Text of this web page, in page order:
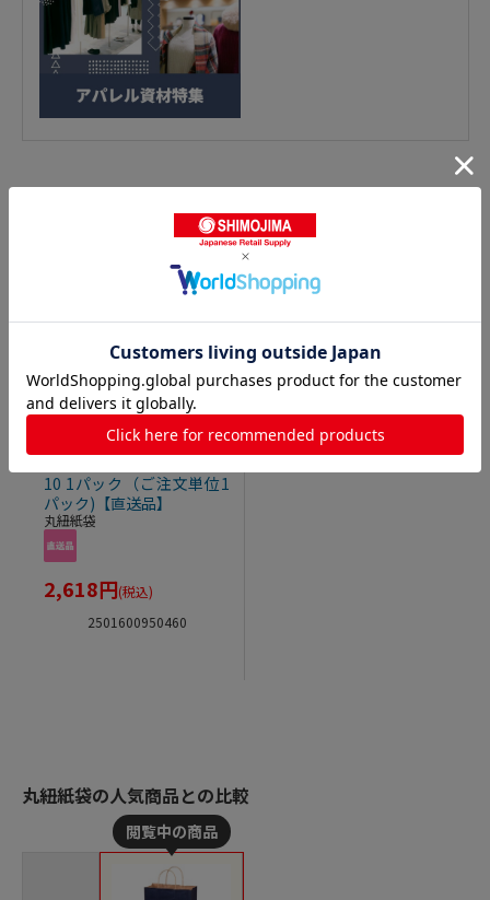
スーパーバッグ カラー紙
10 1パック（ご注文単位1
パック)【直送品】
丸紐紙袋
2,618円(税込)
2501600950460
丸紐紙袋の人気商品との比較